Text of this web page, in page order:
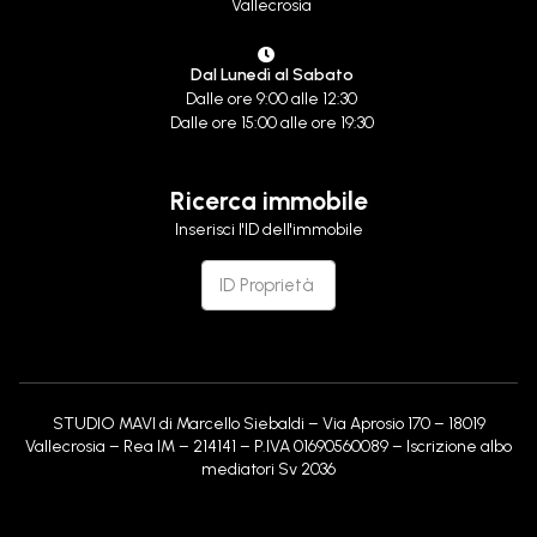
Vallecrosia
Dal Lunedì al Sabato
Dalle ore 9:00 alle 12:30
Dalle ore 15:00 alle ore 19:30
Ricerca immobile
Inserisci l'ID dell'immobile
STUDIO MAVI di Marcello Siebaldi – Via Aprosio 170 – 18019
Vallecrosia – Rea IM – 214141 – P.IVA 01690560089 – Iscrizione albo
mediatori Sv 2036